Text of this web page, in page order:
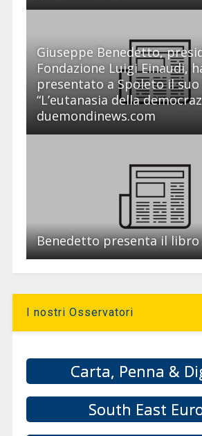
Giuseppe Benedetto,
Fondazione Luigi Einaudi,
presentato a Spoleto il
“L’eutanasia della
duemondinews.com
Benedetto presenta il libro
I nostri Osservatori
Carta, Penna &
South East